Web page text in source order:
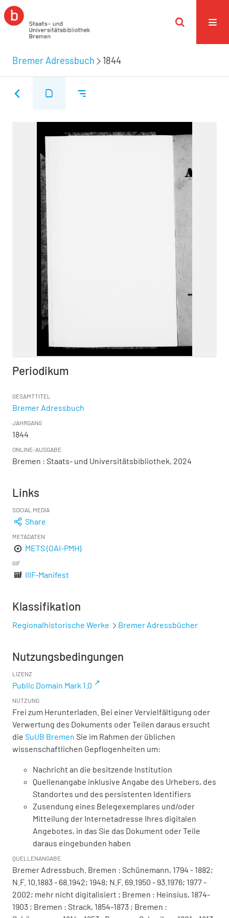
Bremer Adressbuch 1844
Periodikum
GESAMTTITEL
Bremer Adressbuch
JAHRGANG
1844
ONLINE-AUSGABE
Bremen : Staats- und Universitätsbibliothek, 2024
Links
SOCIAL MEDIA
Share
METADATEN
METS (OAI-PMH)
IIIF
IIIF-Manifest
Klassifikation
Regionalhistorische Werke Bremer Adressbücher
Nutzungsbedingungen
LIZENZ
Public Domain Mark 1.0
NUTZUNG
Frei zum Herunterladen. Bei einer Vervielfältigung oder
Verwertung des Dokuments oder Teilen daraus ersucht
die SuUB Bremen Sie im Rahmen der üblichen
wissenschaftlichen Gepflogenheiten um:
Nachricht an die besitzende Institution
Quellenangabe inklusive Angabe des Urhebers, des
Standortes und des persistenten Identifiers
Zusendung eines Belegexemplares und/oder
Mitteilung der Internetadresse Ihres digitalen
Angebotes, in das Sie das Dokument oder Teile
daraus eingebunden haben
QUELLENANGABE
Bremer Adressbuch. Bremen : Schünemann, 1794 - 1882;
N.F. 10.1883 - 68.1942; 1948; N.F. 69.1950 - 93.1976; 1977 -
2002; mehr nicht digitalisiert ; Bremen : Heinsius, 1874-
1903 ; Bremen : Strack, 1854-1873 ; Bremen :